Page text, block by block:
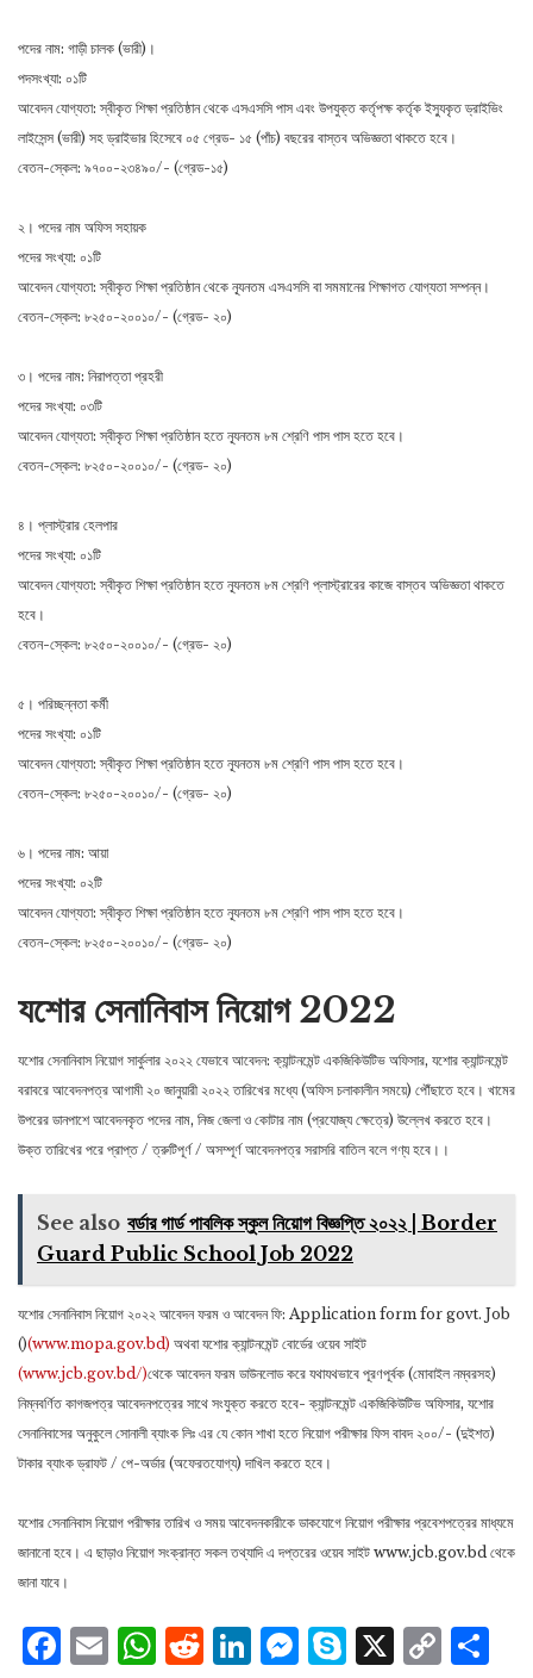
পদের নাম: গাড়ী চালক (ভারী)।
পদসংখ্যা: ০১টি
আবেদন যোগ্যতা: স্বীকৃত শিক্ষা প্রতিষ্ঠান থেকে এসএসসি পাস এবং উপযুক্ত কর্তৃপক্ষ কর্তৃক ইস্যুকৃত ড্রাইভিং
লাইসেন্স (ভারী) সহ ড্রাইভার হিসেবে ০৫ গ্রেড- ১৫ (পাঁচ) বছরের বাস্তব অভিজ্ঞতা থাকতে হবে।
বেতন-স্কেল: ৯৭০০-২৩৪৯০/- (গ্রেড-১৫)
২। পদের নাম অফিস সহায়ক
পদের সংখ্যা: ০১টি
আবেদন যোগ্যতা: স্বীকৃত শিক্ষা প্রতিষ্ঠান থেকে ন্যূনতম এসএসসি বা সমমানের শিক্ষাগত যােগ্যতা সম্পন্ন।
বেতন-স্কেল: ৮২৫০-২০০১০/- (গ্রেড- ২০)
৩। পদের নাম: নিরাপত্তা প্রহরী
পদের সংখ্যা: ০৩টি
আবেদন যোগ্যতা: স্বীকৃত শিক্ষা প্রতিষ্ঠান হতে ন্যূনতম ৮ম শ্রেণি পাস পাস হতে হবে।
বেতন-স্কেল: ৮২৫০-২০০১০/- (গ্রেড- ২০)
৪। প্লাস্ট্রার হেলপার
পদের সংখ্যা: ০১টি
আবেদন যোগ্যতা: স্বীকৃত শিক্ষা প্রতিষ্ঠান হতে ন্যূনতম ৮ম শ্রেণি প্লাস্ট্রারের কাজে বাস্তব অভিজ্ঞতা থাকতে
হবে।
বেতন-স্কেল: ৮২৫০-২০০১০/- (গ্রেড- ২০)
৫। পরিচ্ছন্নতা কর্মী
পদের সংখ্যা: ০১টি
আবেদন যোগ্যতা: স্বীকৃত শিক্ষা প্রতিষ্ঠান হতে ন্যূনতম ৮ম শ্রেণি পাস পাস হতে হবে।
বেতন-স্কেল: ৮২৫০-২০০১০/- (গ্রেড- ২০)
৬। পদের নাম: আয়া
পদের সংখ্যা: ০২টি
আবেদন যোগ্যতা: স্বীকৃত শিক্ষা প্রতিষ্ঠান হতে ন্যূনতম ৮ম শ্রেণি পাস পাস হতে হবে।
বেতন-স্কেল: ৮২৫০-২০০১০/- (গ্রেড- ২০)
যশোর সেনানিবাস নিয়োগ 2022
যশোর সেনানিবাস নিয়োগ সার্কুলার ২০২২ যেভাবে আবেদন: ক্যান্টনমেন্ট একজিকিউটিভ অফিসার, যশাের ক্যান্টনমেন্ট
বরাবরে আবেদনপত্র আগামী ২০ জানুয়ারী ২০২২ তারিখের মধ্যে (অফিস চলাকালীন সময়ে) পৌঁছাতে হবে। খামের
উপরের ডানপাশে আবেদনকৃত পদের নাম, নিজ জেলা ও কোটার নাম (প্রযোজ্য ক্ষেত্রে) উল্লেখ করতে হবে।
উক্ত তারিখের পরে প্রাপ্ত / ত্রুটিপূর্ণ / অসম্পূর্ণ আবেদনপত্র সরাসরি বাতিল বলে গণ্য হবে।।
See also বর্ডার গার্ড পাবলিক স্কুল নিয়োগ বিজ্ঞপ্তি ২০২২ | Border
Guard Public School Job 2022
যশোর সেনানিবাস নিয়োগ ২০২২ আবেদন ফরম ও আবেদন ফি: Application form for govt. Job
()(www.mopa.gov.bd) অথবা যশাের ক্যান্টনমেন্ট বাের্ডের ওয়েব সাইট
(www.jcb.gov.bd/)থেকে আবেদন ফরম ডাউনলােড করে যথাযথভাবে পূরণপূর্বক (মােবাইল নম্বরসহ)
নিম্নবর্ণিত কাগজপত্র আবেদনপত্রের সাথে সংযুক্ত করতে হবে- ক্যান্টনমেন্ট একজিকিউটিভ অফিসার, যশাের
সেনানিবাসের অনুকুলে সােনালী ব্যাংক লিঃ এর যে কোন শাখা হতে নিয়ােগ পরীক্ষার ফিস বাবদ ২০০/- (দুইশত)
টাকার ব্যাংক ড্রাফট / পে-অর্ডার (অফেরতযােগ্য) দাখিল করতে হবে।
যশোর সেনানিবাস নিয়ােগ পরীক্ষার তারিখ ও সময় আবেদনকারীকে ডাকযােগে নিয়ােগ পরীক্ষার প্রবেশপত্রের মাধ্যমে
জানানাে হবে। এ ছাড়াও নিয়ােগ সংক্রান্ত সকল তথ্যাদি এ দপ্তরের ওয়েব সাইট www.jcb.gov.bd থেকে
জানা যাবে।
Facebook
Email
WhatsApp
Reddit
LinkedIn
Messenger
Skype
X